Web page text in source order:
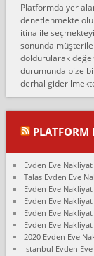
Ankara Alicanlar
Konya ya Alicanlar
fiyatın mazoto gele...
Fatih kokmese:
Diyarbakır dan
Son anda fiyat
Ali:
olduk. Asansörlü
fark istediler. ortada
Nimet:
Ben 2021 Ağustos ilk
Mahallesi'nden bir
oturuyorum önceleri
Platformda yer
denetlenmekte
itina ile
sonunda
doldurularak
durumunda bize
derhal
PLATFORM
Evden Eve
Talas Evden Eve
Evden Eve
Evden Eve
Evden Eve
Evden Eve
2020 Evden Eve
İstanbul Evden